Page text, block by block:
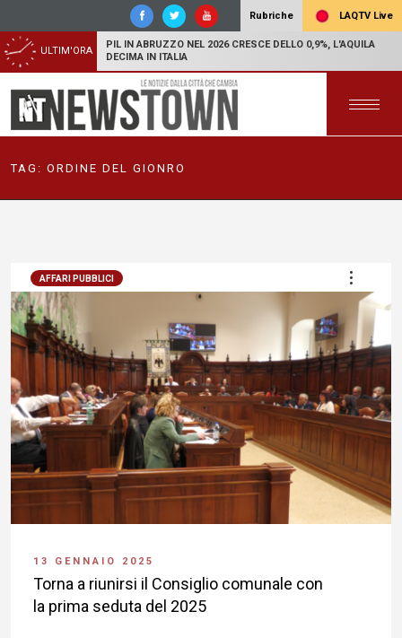
Rubriche LAQTV Live
ULTIM'ORA
PIL IN ABRUZZO NEL 2026 CRESCE DELLO 0,9%, L'AQUILA
DECIMA IN ITALIA
TAG: ORDINE DEL GIONRO
AFFARI PUBBLICI
13 GENNAIO 2025
Torna a riunirsi il Consiglio comunale con
la prima seduta del 2025